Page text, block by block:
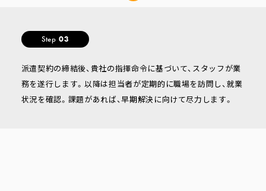
Step 03
派遣契約の締結後、貴社の指揮命令に基づいて、スタッフが業
務を遂行します。以降は担当者が定期的に職場を訪問し、就業
状況を確認。課題があれば、早期解決に向けて尽力します。